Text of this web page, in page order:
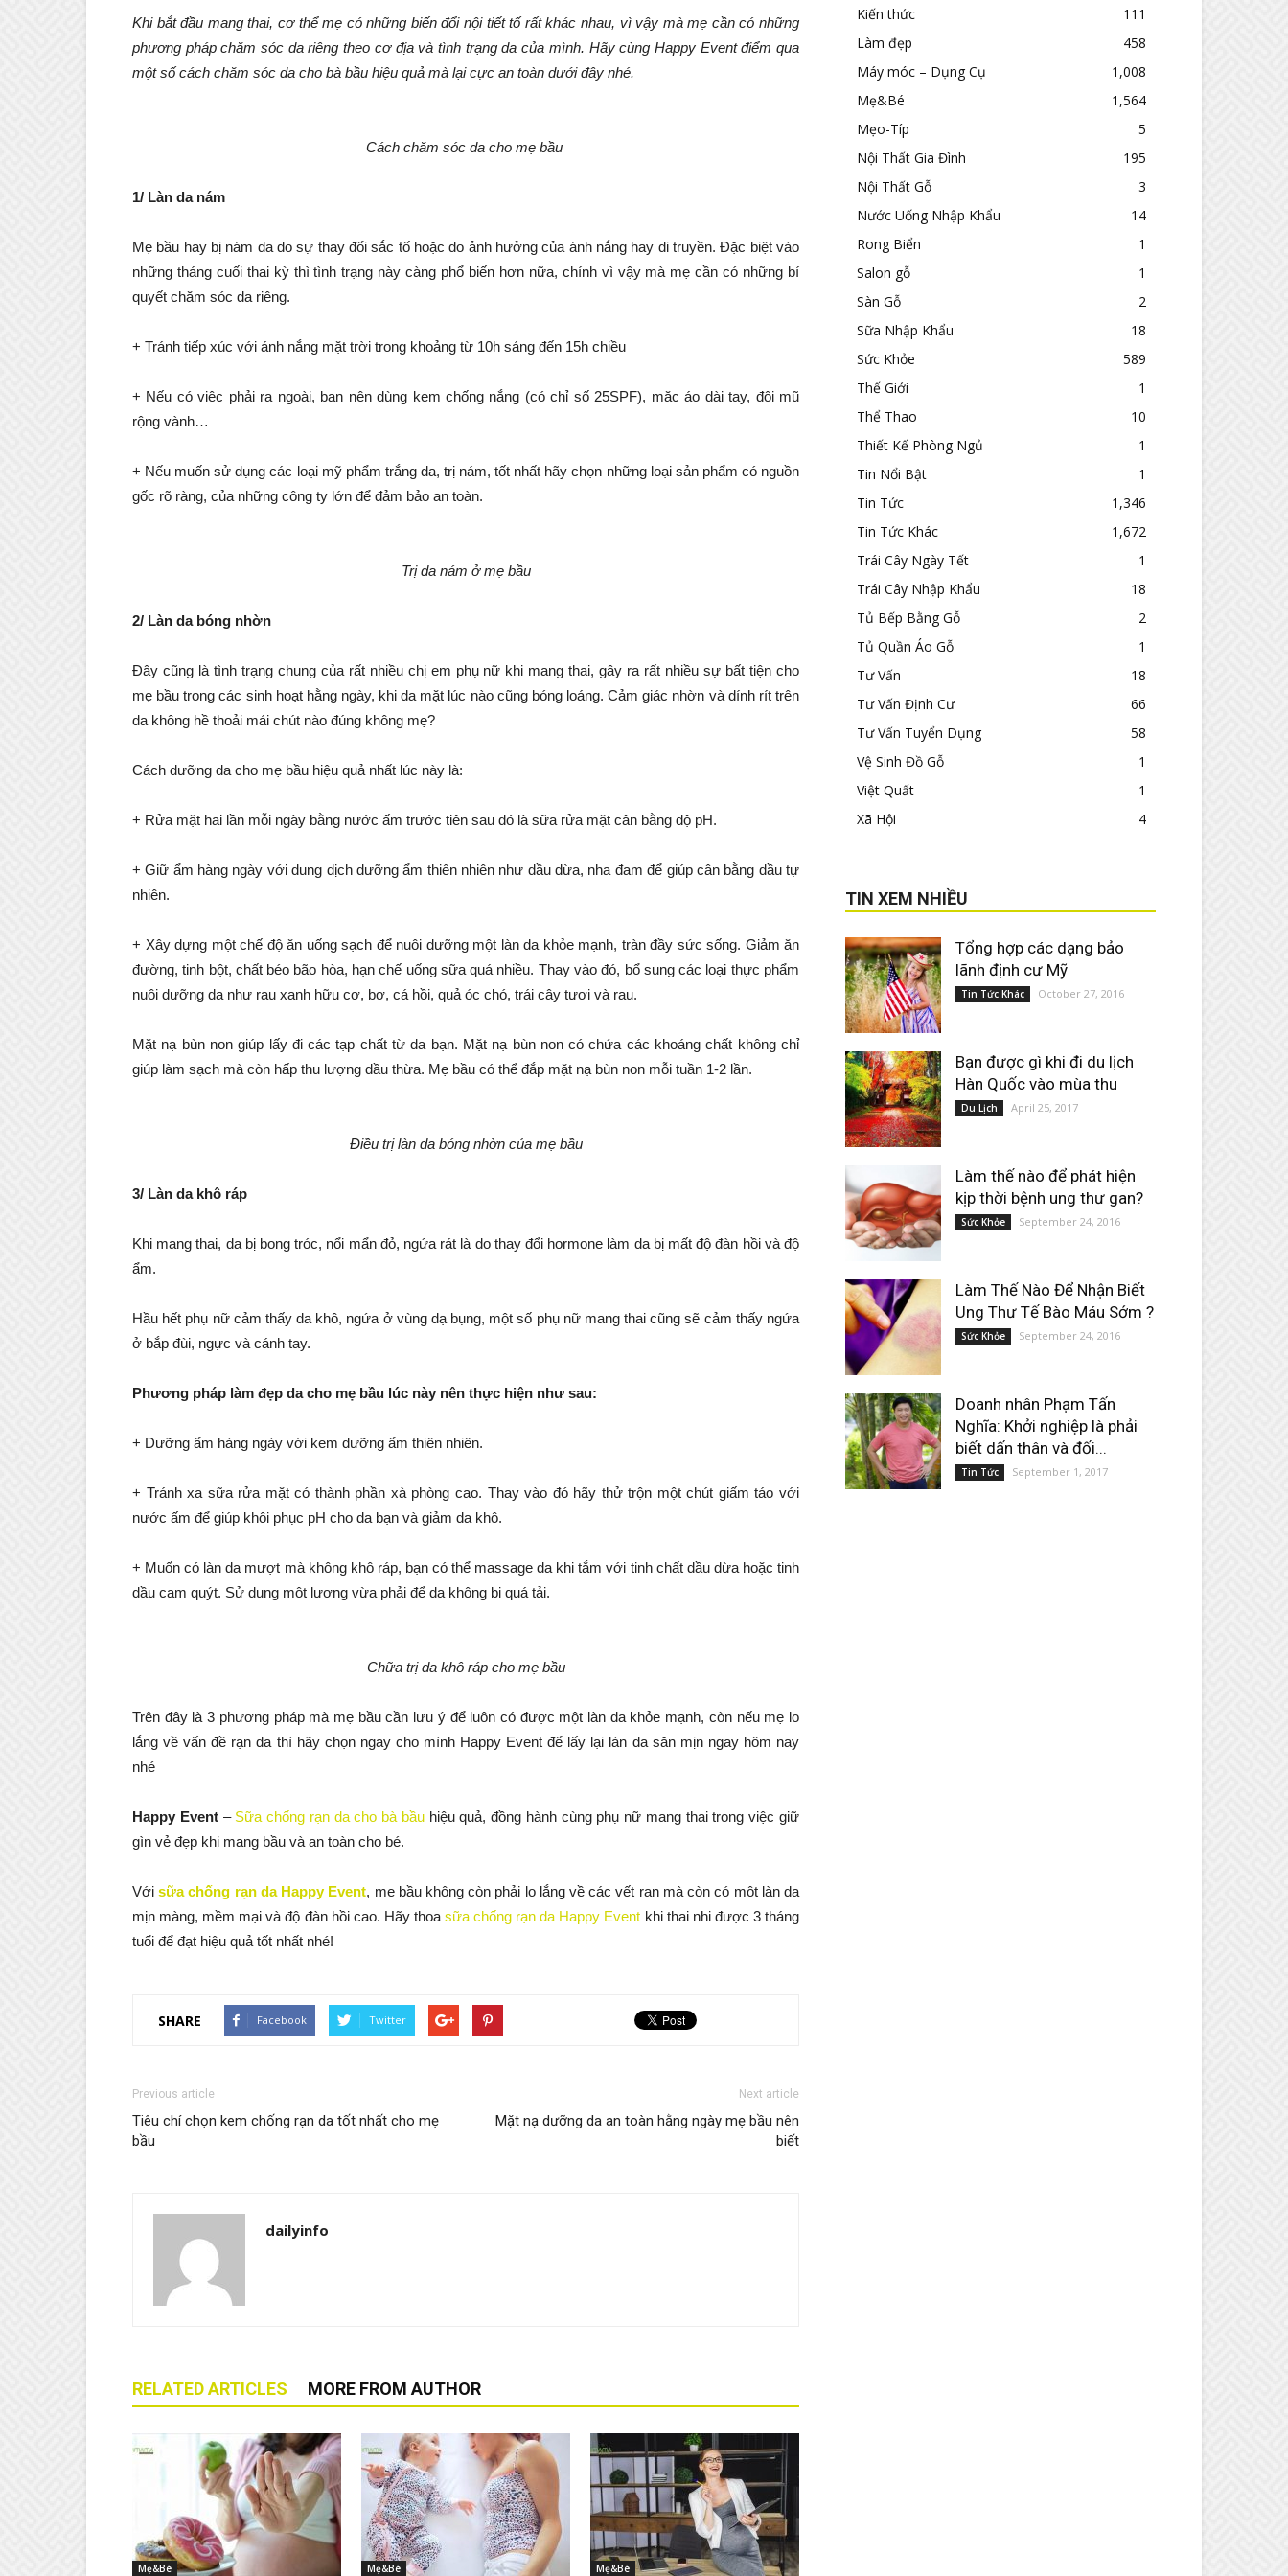
Khi bắt đầu mang thai, cơ thể mẹ có những biến đổi nội tiết tố rất khác nhau, vì vậy mà mẹ cần có những
phương pháp chăm sóc da riêng theo cơ địa và tình trạng da của mình. Hãy cùng Happy Event điểm qua
một số cách chăm sóc da cho bà bầu hiệu quả mà lại cực an toàn dưới đây nhé.
Cách chăm sóc da cho mẹ bầu
1/ Làn da nám
Mẹ bầu hay bị nám da do sự thay đổi sắc tố hoặc do ảnh hưởng của ánh nắng hay di truyền. Đặc biệt vào
những tháng cuối thai kỳ thì tình trạng này càng phổ biến hơn nữa, chính vì vậy mà mẹ cần có những bí
quyết chăm sóc da riêng.
+ Tránh tiếp xúc với ánh nắng mặt trời trong khoảng từ 10h sáng đến 15h chiều
+ Nếu có việc phải ra ngoài, bạn nên dùng kem chống nắng (có chỉ số 25SPF), mặc áo dài tay, đội mũ
rộng vành…
+ Nếu muốn sử dụng các loại mỹ phẩm trắng da, trị nám, tốt nhất hãy chọn những loại sản phẩm có nguồn
gốc rõ ràng, của những công ty lớn để đảm bảo an toàn.
Trị da nám ở mẹ bầu
2/ Làn da bóng nhờn
Đây cũng là tình trạng chung của rất nhiều chị em phụ nữ khi mang thai, gây ra rất nhiều sự bất tiện cho
mẹ bầu trong các sinh hoạt hằng ngày, khi da mặt lúc nào cũng bóng loáng. Cảm giác nhờn và dính rít trên
da không hề thoải mái chút nào đúng không mẹ?
Cách dưỡng da cho mẹ bầu hiệu quả nhất lúc này là:
+ Rửa mặt hai lần mỗi ngày bằng nước ấm trước tiên sau đó là sữa rửa mặt cân bằng độ pH.
+ Giữ ẩm hàng ngày với dung dịch dưỡng ẩm thiên nhiên như dầu dừa, nha đam để giúp cân bằng dầu tự
nhiên.
+ Xây dựng một chế độ ăn uống sạch để nuôi dưỡng một làn da khỏe mạnh, tràn đầy sức sống. Giảm ăn
đường, tinh bột, chất béo bão hòa, hạn chế uống sữa quá nhiều. Thay vào đó, bổ sung các loại thực phẩm
nuôi dưỡng da như rau xanh hữu cơ, bơ, cá hồi, quả óc chó, trái cây tươi và rau.
Mặt nạ bùn non giúp lấy đi các tạp chất từ da bạn. Mặt nạ bùn non có chứa các khoáng chất không chỉ
giúp làm sạch mà còn hấp thu lượng dầu thừa. Mẹ bầu có thể đắp mặt nạ bùn non mỗi tuần 1-2 lần.
Điều trị làn da bóng nhờn của mẹ bầu
3/ Làn da khô ráp
Khi mang thai, da bị bong tróc, nổi mẩn đỏ, ngứa rát là do thay đổi hormone làm da bị mất độ đàn hồi và độ
ẩm.
Hầu hết phụ nữ cảm thấy da khô, ngứa ở vùng dạ bụng, một số phụ nữ mang thai cũng sẽ cảm thấy ngứa
ở bắp đùi, ngực và cánh tay.
Phương pháp làm đẹp da cho mẹ bầu lúc này nên thực hiện như sau:
+ Dưỡng ẩm hàng ngày với kem dưỡng ẩm thiên nhiên.
+ Tránh xa sữa rửa mặt có thành phần xà phòng cao. Thay vào đó hãy thử trộn một chút giấm táo với
nước ấm để giúp khôi phục pH cho da bạn và giảm da khô.
+ Muốn có làn da mượt mà không khô ráp, bạn có thể massage da khi tắm với tinh chất dầu dừa hoặc tinh
dầu cam quýt. Sử dụng một lượng vừa phải để da không bị quá tải.
Chữa trị da khô ráp cho mẹ bầu
Trên đây là 3 phương pháp mà mẹ bầu cần lưu ý để luôn có được một làn da khỏe mạnh, còn nếu mẹ lo
lắng về vấn đề rạn da thì hãy chọn ngay cho mình Happy Event để lấy lại làn da săn mịn ngay hôm nay
nhé
Happy Event – Sữa chống rạn da cho bà bầuhiệu quả, đồng hành cùng phụ nữ mang thai trong việc giữ
gìn vẻ đẹp khi mang bầu và an toàn cho bé.
Vớisữa chống rạn da Happy Event, mẹ bầu không còn phải lo lắng về các vết rạn mà còn có một làn da
mịn màng, mềm mại và độ đàn hồi cao. Hãy thoa sữa chống rạn da Happy Event khi thai nhi được 3 tháng
tuổi để đạt hiệu quả tốt nhất nhé!
SHARE Facebook Twitter
Previous article
Tiêu chí chọn kem chống rạn da tốt nhất cho mẹ
bầu
Next article
Mặt nạ dưỡng da an toàn hằng ngày mẹ bầu nên
biết
dailyinfo
RELATED ARTICLES MORE FROM AUTHOR
Mẹ&Bé Mẹ&Bé Mẹ&Bé
Kiến thức
111
Làm đẹp
458
Máy móc – Dụng Cụ
1,008
Mẹ&Bé
1,564
Mẹo-Típ
5
Nội Thất Gia Đình
195
Nội Thất Gỗ
3
Nước Uống Nhập Khẩu
14
Rong Biển
1
Salon gỗ
1
Sàn Gỗ
2
Sữa Nhập Khẩu
18
Sức Khỏe
589
Thế Giới
1
Thể Thao
10
Thiết Kế Phòng Ngủ
1
Tin Nổi Bật
1
Tin Tức
1,346
Tin Tức Khác
1,672
Trái Cây Ngày Tết
1
Trái Cây Nhập Khẩu
18
Tủ Bếp Bằng Gỗ
2
Tủ Quần Áo Gỗ
1
Tư Vấn
18
Tư Vấn Định Cư
66
Tư Vấn Tuyển Dụng
58
Vệ Sinh Đồ Gỗ
1
Việt Quất
1
Xã Hội
4
TIN XEM NHIỀU
Tổng hợp các dạng bảo
lãnh định cư Mỹ
Tin Tức Khác October 27, 2016
Bạn được gì khi đi du lịch
Hàn Quốc vào mùa thu
Du Lịch April 25, 2017
Làm thế nào để phát hiện
kịp thời bệnh ung thư gan?
Sức Khỏe September 24, 2016
Làm Thế Nào Để Nhận Biết
Ung Thư Tế Bào Máu Sớm ?
Sức Khỏe September 24, 2016
Doanh nhân Phạm Tấn
Nghĩa: Khởi nghiệp là phải
biết dấn thân và đối...
Tin Tức September 1, 2017